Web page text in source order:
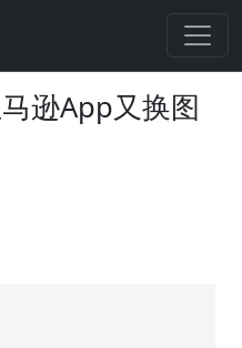
逊App又换图